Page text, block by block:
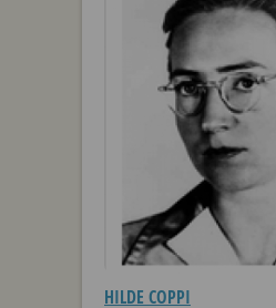
HILDE COPPI